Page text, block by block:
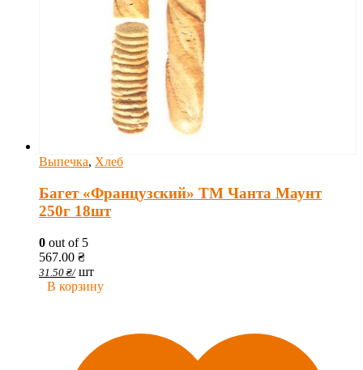
Выпечка, Хлеб
Багет «Французский» ТМ Чанта Маунт
250г 18шт
0 out of 5
567.00 ₴
31.50 ₴/ шт
В корзину